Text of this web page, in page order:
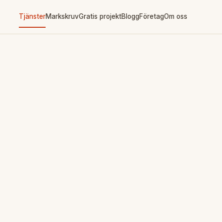
TjänsterMarkskruvGratis projektBloggFöretagOm oss